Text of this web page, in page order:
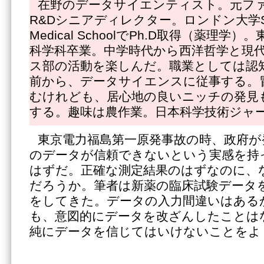
在野のデータサイエンティスト。元フ
R&Dシニアディレクター。ロンドン大学
Medical SchoolでPh.D取得（薬理学）。
科学科卒業。中学時代から西洋哲学と現
ス部の活動を楽しんだ。職業としては
前から、データサイエンスに従事する
むけれども、居心地の良いニッチの発
する。趣味は農作業。日本科学技術ジャ
東京電力福島第一原発事故の時、政府
のデータが信頼できないという実感を
はずだ。正確な測定結果のはずなのに
だろうか。筆者は新薬の臨床試験データ
をしてきた。データの入力間違いはあ
も、意図的にデータを改ざんしたこと
純にデータを信じてはいけないことを